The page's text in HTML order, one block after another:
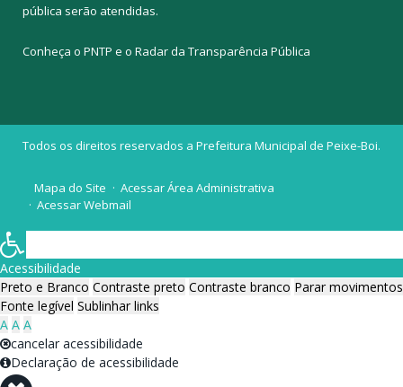
pública serão atendidas.
Conheça o PNTP e o Radar da Transparência Pública
Todos os direitos reservados a Prefeitura Municipal de Peixe-Boi.
Mapa do Site
Acessar Área Administrativa
Acessar Webmail
Acessibilidade
Preto e Branco Contraste preto Contraste branco Parar movimentos
Fonte legível Sublinhar links
A A A
cancelar acessibilidade
Declaração de acessibilidade